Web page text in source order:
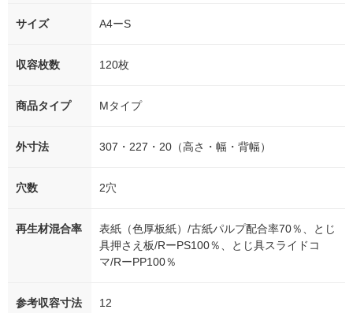
サイズ A4ーS
収容枚数 120枚
商品タイプ Mタイプ
外寸法 307・227・20（高さ・幅・背幅）
穴数 2穴
再生材混合率
表紙（色厚板紙）/古紙パルプ配合率70％、とじ
具押さえ板/RーPS100％、とじ具スライドコ
マ/RーPP100％
参考収容寸法 12